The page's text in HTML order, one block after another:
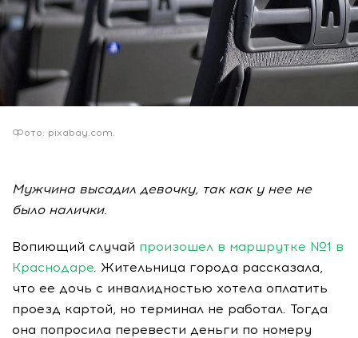
Фото: pixabay.com.
Мужчина высадил девочку, так как у нее не
было налички.
Вопиющий случай произошел в маршрутке №1 в
Краснодаре. Жительница города рассказала,
что ее дочь с инвалидностью хотела оплатить
проезд картой, но терминал не работал. Тогда
она попросила перевести деньги по номеру